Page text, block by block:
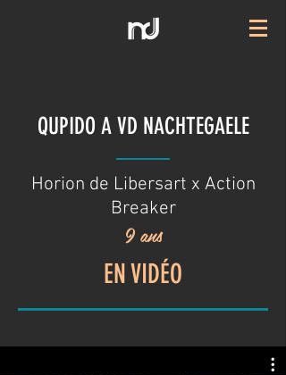
QUPIDO A VD NACHTEGAELE
Horion de Libersart x Action
Breaker
9 ans
EN VIDÉO